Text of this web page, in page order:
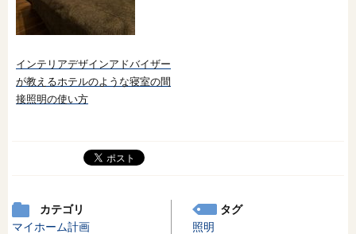
インテリアデザインアドバイザー
が教えるホテルのような寝室の間
接照明の使い方
カテゴリ
マイホーム計画
タグ
照明